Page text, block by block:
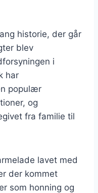
historie, der går
blev
i
har
populær
og
fra familie til
lavet med
der kommet
som honning og